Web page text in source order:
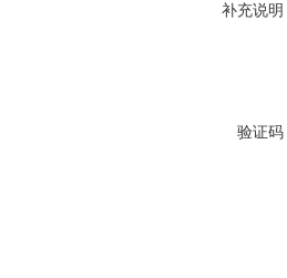
补充说明
验证码